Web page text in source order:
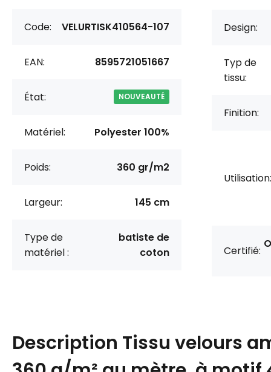
Code: VELURTISK410564-107
EAN: 8595721051667
État: NOUVEAUTÉ
Matériel: Polyester 100%
Poids: 360 gr/m2
Largeur: 145 cm
Type de
matériel :
batiste de
coton
Design:
Typ de
tissu:
Finition:
Utilisation:
Certifié:
Description Tissu velours